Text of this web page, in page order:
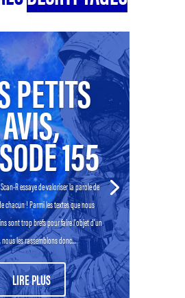
PETITS
AVIS,
155
R essaye de valoriser la parole de
chacun ! Parmi les textes que nous
sont trop brefs pour faire l’objet d’un
les rassemblons donc...
LIRE PLUS